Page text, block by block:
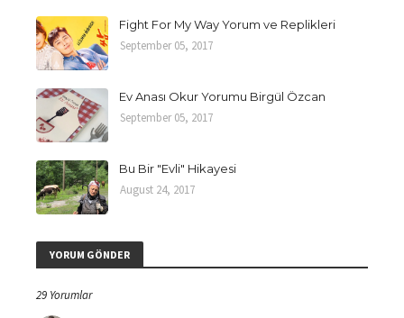
Fight For My Way Yorum ve Replikleri
September 05, 2017
Ev Anası Okur Yorumu Birgül Özcan
September 05, 2017
Bu Bir "Evli" Hikayesi
August 24, 2017
YORUM GÖNDER
29 Yorumlar